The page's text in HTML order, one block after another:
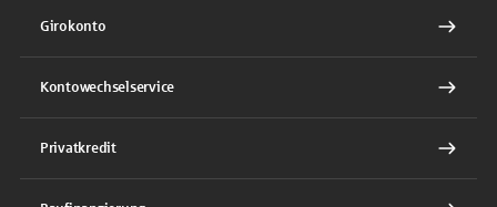
Girokonto
Kontowechselservice
Privatkredit